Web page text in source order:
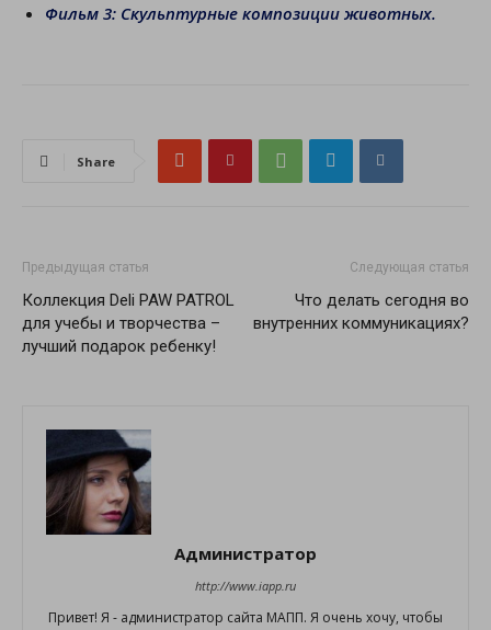
Фильм 3: Скульптурные композиции животных.
Share
Предыдущая статья
Коллекция Deli PAW PATROL
для учебы и творчества –
лучший подарок ребенку!
Следующая статья
Что делать сегодня во
внутренних коммуникациях?
Администратор
http://www.iapp.ru
Привет! Я - администратор сайта МАПП. Я очень хочу, чтобы